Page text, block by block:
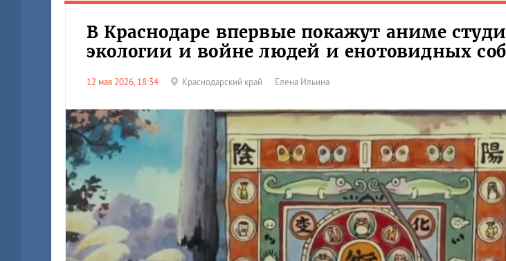
В Краснодаре впервые покажут аниме
экологии и войне людей и енотовидных
12 мая 2026, 18:34 Краснодарский край Елена Ильина